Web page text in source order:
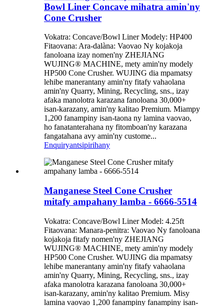
Bowl Liner Concave mihatra amin'ny
Cone Crusher
Vokatra: Concave/Bowl Liner Modely: HP400
Fitaovana: Ara-dalàna: Vaovao Ny kojakoja
fanoloana izay nomen'ny ZHEJIANG
WUJING® MACHINE, mety amin'ny modely
HP500 Cone Crusher. WUJING dia mpamatsy
lehibe manerantany amin'ny fitafy vahaolana
amin'ny Quarry, Mining, Recycling, sns., izay
afaka manolotra karazana fanoloana 30,000+
isan-karazany, amin'ny kalitao Premium. Miampy
1,200 fanampiny isan-taona ny lamina vaovao,
ho fanatanterahana ny fitomboan'ny karazana
fangatahana avy amin'ny custome...
Enquiryantsipirihany
Manganese Steel Cone Crusher
mitafy ampahany lamba - 6666-5514
Vokatra: Concave/Bowl Liner Model: 4.25ft
Fitaovana: Manara-penitra: Vaovao Ny fanoloana
kojakoja fitafy nomen'ny ZHEJIANG
WUJING® MACHINE, mety amin'ny modely
HP500 Cone Crusher. WUJING dia mpamatsy
lehibe manerantany amin'ny fitafy vahaolana
amin'ny Quarry, Mining, Recycling, sns., izay
afaka manolotra karazana fanoloana 30,000+
isan-karazany, amin'ny kalitao Premium. Misy
lamina vaovao 1,200 fanampiny fanampiny isan-